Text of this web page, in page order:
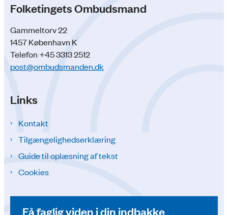
Folketingets Ombudsmand
Gammeltorv 22
1457 København K
Telefon +45 3313 2512
post@ombudsmanden.dk
Links
Kontakt
Tilgængelighedserklæring
Guide til oplæsning af tekst
Cookies
Få faglig viden i din indbakke